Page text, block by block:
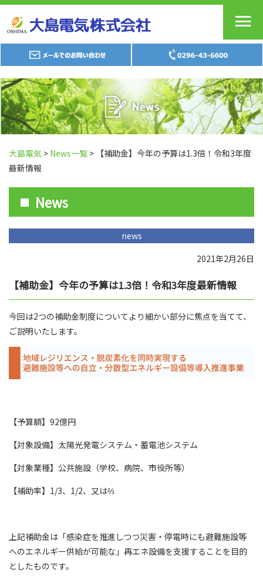
大島電気 > News一覧 > 【補助金】今年の予算は1.3倍！令和3年度
最新情報
News
news
2021年2月26日
【補助金】今年の予算は1.3倍！令和3年度最新情報
今回は2つの補助金制度についてより細かい部分に焦点を当てて、
ご説明いたします。
【予算額】92億円
【対象設備】太陽光発電システム・蓄電池システム
【対象業種】公共施設（学校、病院、市役所等）
【補助率】1/3、1/2、又は⅔
上記補助金は「感染症を推進しつつ災害・停電時にも避難施設等
へのエネルギー供給が可能な」再エネ設備を支援することを目的
としたものです。